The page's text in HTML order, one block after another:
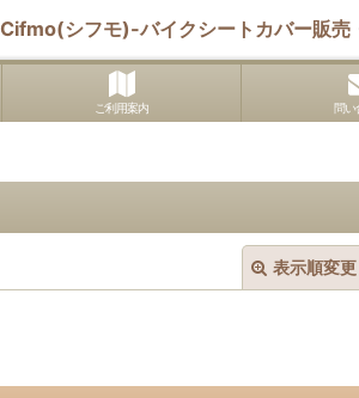
Cifmo(シフモ)-バイクシートカバー販売
ご利用案内 問い
表示順変更